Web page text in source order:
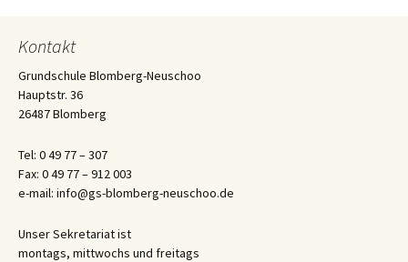
Kontakt
Grundschule Blomberg-Neuschoo
Hauptstr. 36
26487 Blomberg
Tel: 0 49 77 – 307
Fax: 0 49 77 – 912 003
e-mail: info@gs-blomberg-neuschoo.de
Unser Sekretariat ist
montags, mittwochs und freitags